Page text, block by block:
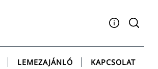
Facebook
YouTubeInstagram
TwitterSpotify
LEMEZAJÁNLÓ KAPCSOLAT